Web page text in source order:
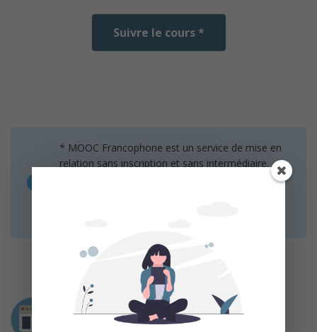
Suivre le cours *
* MOOC Francophone est un service de mise en
relation sans inscription et sans intermédiaire.
Nous n’organisons aucun cours, le lien « Suivre le
Intervenants